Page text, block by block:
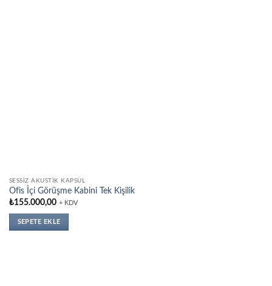
SESSIZ AKUSTIK KAPSÜL
Ofis İçi Görüşme Kabini Tek Kişilik
₺155.000,00 + KDV
SEPETE EKLE